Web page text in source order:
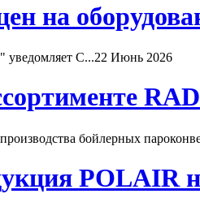
на
С...22 Июнь 2026
бойлерных
POLAIR